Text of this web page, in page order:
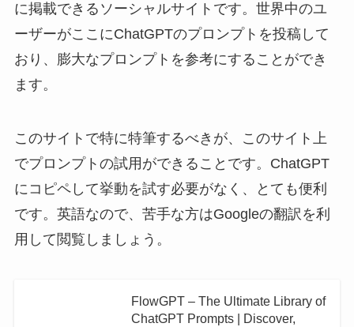
に掲載できるソーシャルサイトです。世界中のユ
ーザーがここにChatGPTのプロンプトを投稿して
おり、膨大なプロンプトを参考にすることができ
ます。
このサイトで特に特筆するべきが、このサイト上
でプロンプトの試用ができることです。ChatGPT
にコピペして挙動を試す必要がなく、とても便利
です。英語なので、苦手な方はGoogleの翻訳を利
用して閲覧しましょう。
FlowGPT – The Ultimate Library of
ChatGPT Prompts | Discover,